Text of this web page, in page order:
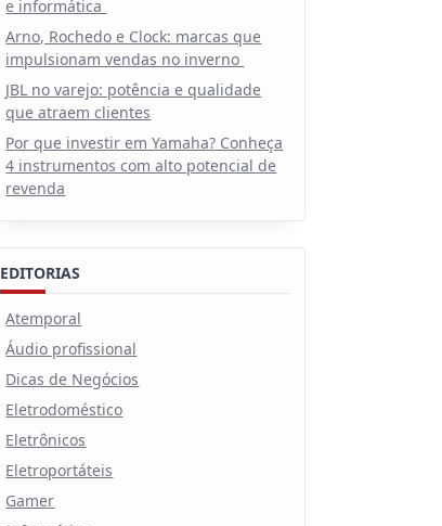
e informática
Arno, Rochedo e Clock: marcas que
impulsionam vendas no inverno
JBL no varejo: potência e qualidade
que atraem clientes
Por que investir em Yamaha? Conheça
4 instrumentos com alto potencial de
revenda
EDITORIAS
Atemporal
Áudio profissional
Dicas de Negócios
Eletrodoméstico
Eletrônicos
Eletroportáteis
Gamer